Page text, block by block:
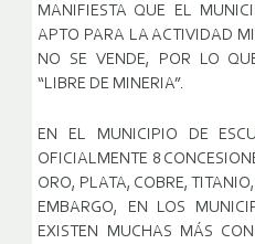
MANIFIESTA QUE EL
APTO PARA LA ACTIVIDAD
NO SE VENDE, POR LO
“LIBRE DE MINERIA”.
EN EL MUNICIPIO DE
OFICIALMENTE 8
ORO, PLATA, COBRE,
EMBARGO, EN LOS
EXISTEN MUCHAS MÁS